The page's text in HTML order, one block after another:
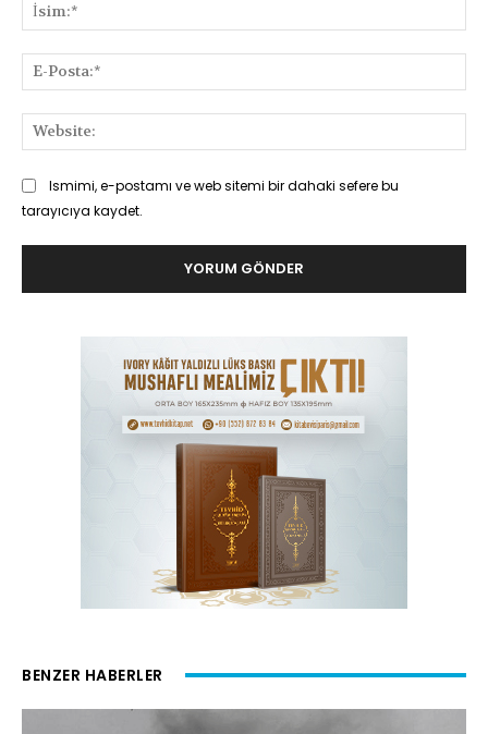
Ismimi, e-postamı ve web sitemi bir dahaki sefere bu
tarayıcıya kaydet.
BENZER HABERLER